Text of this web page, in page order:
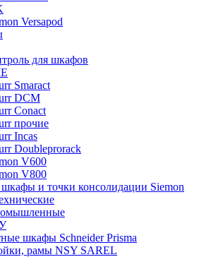
Versapod
для шкафов
Smaract
DCM
Conact
прочие
Incas
Doubleprorack
V600
V800
и точки консолидации Siemon
шкафы Schneider Prisma
рамы NSY SAREL